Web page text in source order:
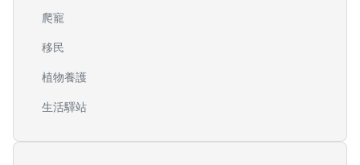
爬寵
移民
植物養護
生活驛站